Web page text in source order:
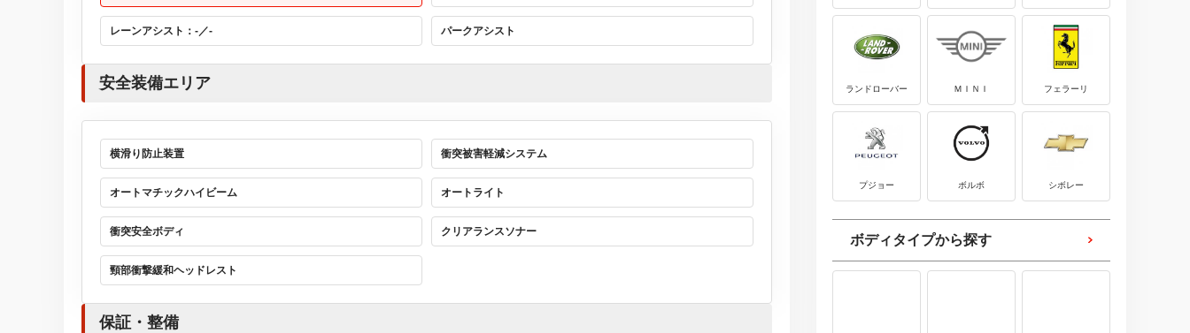
レーンアシスト：-／- パークアシスト
安全装備エリア
横滑り防止装置 衝突被害軽減システム
オートマチックハイビーム オートライト
衝突安全ボディ クリアランスソナー
頸部衝撃緩和ヘッドレスト
保証・整備
ランドローバー ＭＩＮＩ フェラーリ
プジョー ボルボ シボレー
ボディタイプから探す